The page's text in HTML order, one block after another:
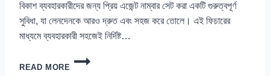
বিকাশ ব্যবহারকারীদের জন্য প্রিয় এজেন্ট নাম্বার সেট করা একটি গুরুত্বপূর্ণ
সুবিধা, যা লেনদেনকে আরও দ্রুত এবং সহজ করে তোলে। এই ফিচারের
মাধ্যমে ব্যবহারকারী সহজেই নির্দিষ্ট…
READ MORE
বিকাশ
প্রিয়